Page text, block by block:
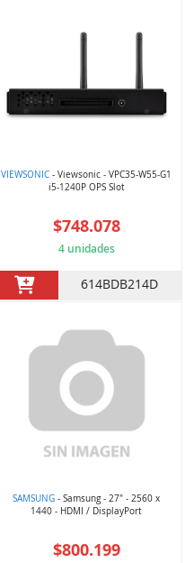
VIEWSONIC - Viewsonic - VPC35-W55-G1
i5-1240P OPS Slot
$748.078
4 unidades
614BDB214D
SAMSUNG - Samsung - 27" - 2560 x
1440 - HDMI / DisplayPort
$800.199